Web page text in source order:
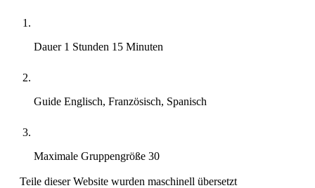
Dauer 1 Stunden 15 Minuten
Guide Englisch, Französisch, Spanisch
Maximale Gruppengröße 30
Teile dieser Website wurden maschinell übersetzt